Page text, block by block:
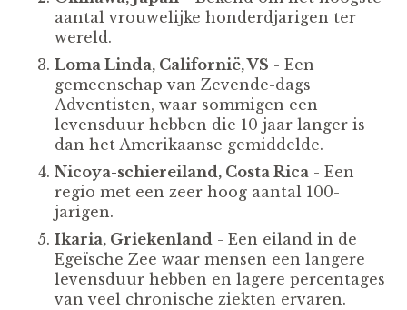
aantal vrouwelijke honderdjarigen ter
wereld.
Loma Linda, Californië, VS - Een
gemeenschap van Zevende-dags
Adventisten, waar sommigen een
levensduur hebben die 10 jaar langer is
dan het Amerikaanse gemiddelde.
Nicoya-schiereiland, Costa Rica - Een
regio met een zeer hoog aantal 100-
jarigen.
Ikaria, Griekenland - Een eiland in de
Egeïsche Zee waar mensen een langere
levensduur hebben en lagere percentages
van veel chronische ziekten ervaren.